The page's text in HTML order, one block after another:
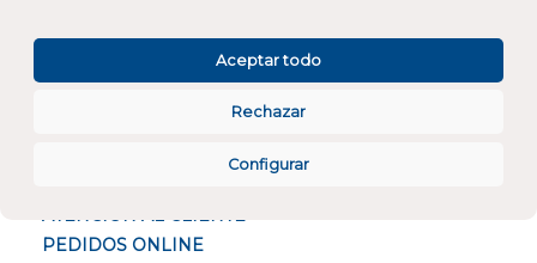
Configurar
Rechazar
Aceptar todo
ATENCIÓN AL CLIENTE
PEDIDOS ONLINE